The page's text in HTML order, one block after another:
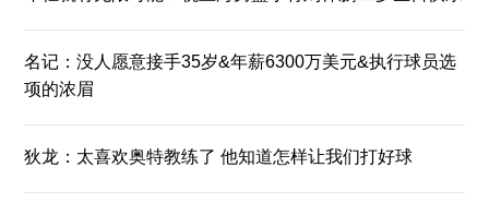
名记：没人愿意接手35岁&年薪6300万美元&执行球员选
项的浓眉
狄龙：太喜欢奥特教练了 他知道怎样让我们打好球